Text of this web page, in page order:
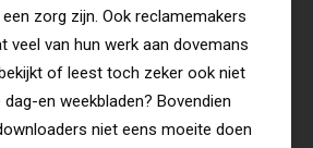
zorg zijn. Ook reclamemakers
veel van hun werk aan dovemans
of leest toch zeker ook niet
en weekbladen? Bovendien
niet eens moeite doen